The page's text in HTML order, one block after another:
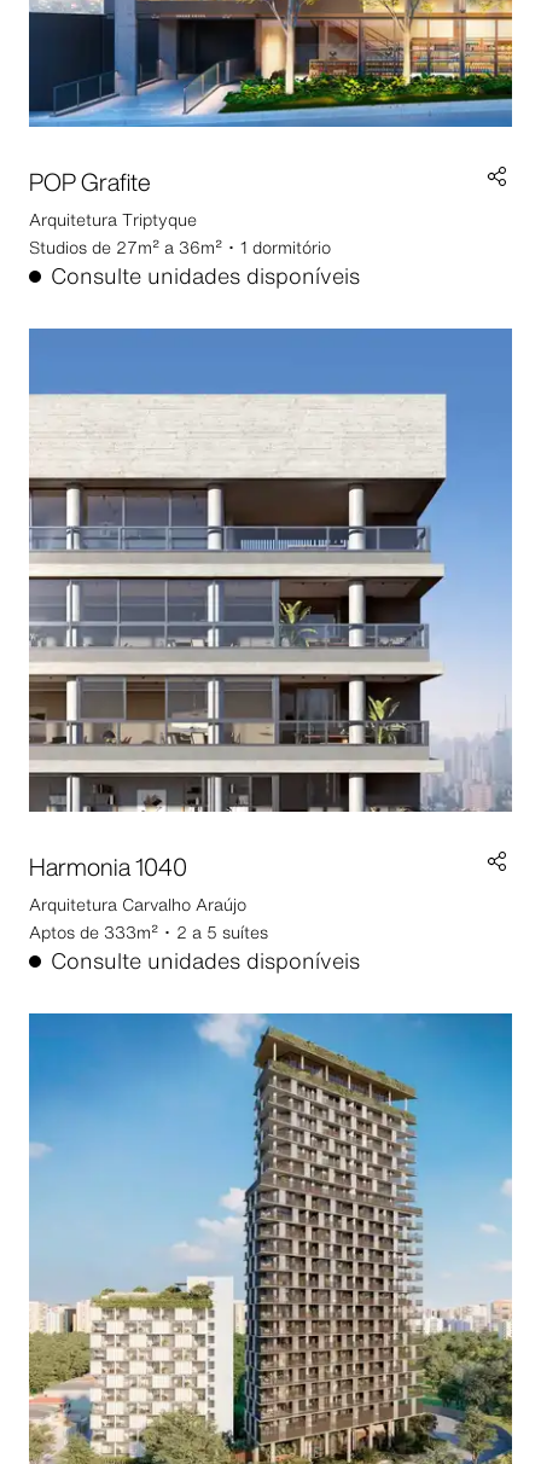
POP Grafite
Arquitetura Triptyque
Studios de 27m² a 36m² ･ 1 dormitório
Consulte unidades disponíveis
Harmonia 1040
Arquitetura Carvalho Araújo
Aptos de 333m² ･ 2 a 5 suítes
Consulte unidades disponíveis